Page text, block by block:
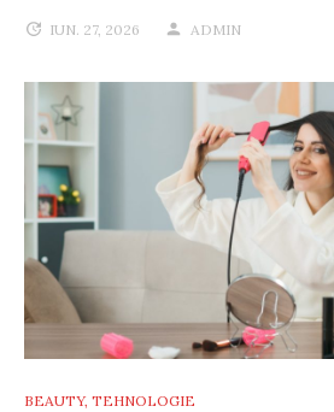
IUN. 27, 2026 ADMIN
BEAUTY, TEHNOLOGIE